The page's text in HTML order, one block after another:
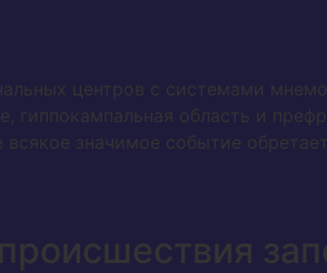
центров с системами
область и
всякое значимое событие